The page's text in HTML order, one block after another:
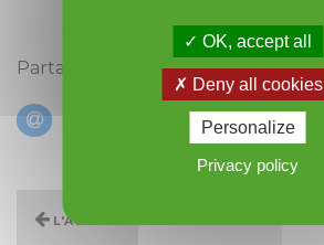
Partagez cet évènement :
L'agenda
OK, accept all
Deny all cookies
Personalize
Privacy policy